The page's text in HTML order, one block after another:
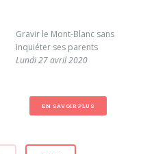
Gravir le Mont-Blanc sans
inquiéter ses parents
Lundi 27 avril 2020
EN SAVOIR PLUS